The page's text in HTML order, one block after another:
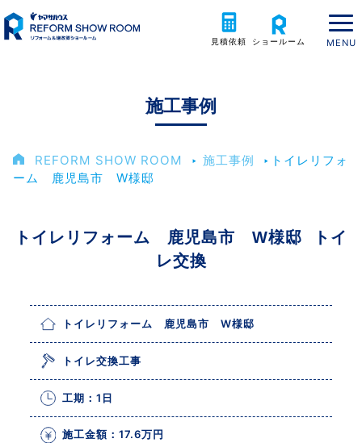
見積依頼 ショールーム
施工事例
REFORM SHOW ROOM ‣ 施工事例 ‣ トイレリフォ
ーム 鹿児島市 W様邸
トイレリフォーム 鹿児島市 W様邸 トイ
レ交換
トイレリフォーム 鹿児島市 W様邸
トイレ交換工事
工期：1日
施工金額：17.6万円